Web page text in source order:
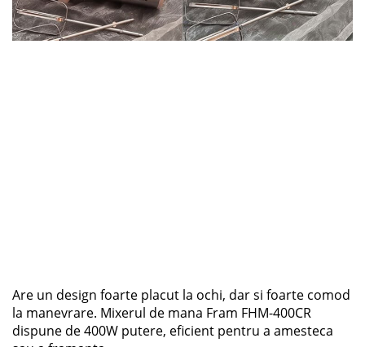
Are un design foarte placut la ochi, dar si foarte comod
la manevrare. Mixerul de mana Fram FHM-400CR
dispune de 400W putere, eficient pentru a amesteca